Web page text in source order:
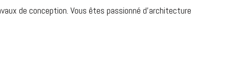
de conception. Vous êtes passionné d’architecture